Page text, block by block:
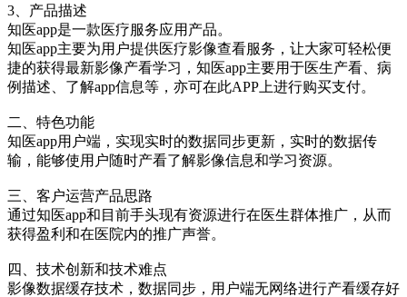
3、产品描述
知医app是一款医疗服务应用产品。
知医app主要为用户提供医疗影像查看服务，让大家可轻松便
捷的获得最新影像产看学习，知医app主要用于医生产看、病
例描述、了解app信息等，亦可在此APP上进行购买支付。
二、特色功能
知医app用户端，实现实时的数据同步更新，实时的数据传
输，能够使用户随时产看了解影像信息和学习资源。
三、客户运营产品思路
通过知医app和目前手头现有资源进行在医生群体推广，从而
获得盈利和在医院内的推广声誉。
四、技术创新和技术难点
影像数据缓存技术，数据同步，用户端无网络进行产看缓存好